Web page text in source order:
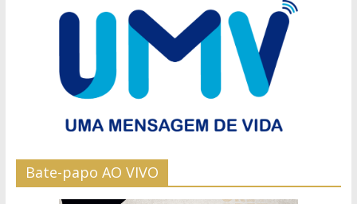
Bate-papo AO VIVO